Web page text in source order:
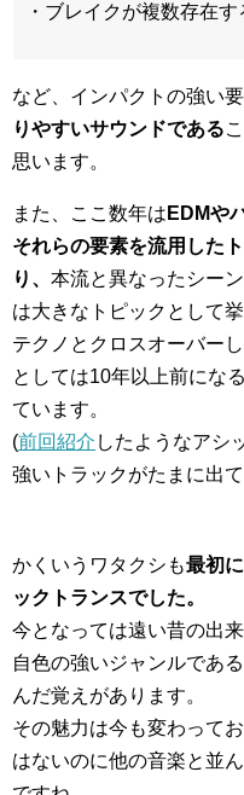
・ブレイクが複数存在
など、インパクトの強い
りやすいサウンドである
思います。
また、ここ数年は EDMや
それらの要素を流用した
り、 本流と異なったシー
は大きなトピックとして挙
テクノとクロスオーバー
としては10年以上前にな
ています。
(前回紹介 したようなアシ
強いトラックがたまに出
かくいうワタクシも最初
ックトランスでした。
今となっては遠い昔の出
自色の強いジャンルであ
んだ覚えがあります。
その魅力は今も変わって
はないのに他の音楽と並